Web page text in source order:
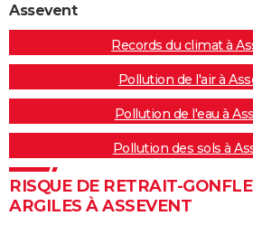
Assevent
Records du climat à
Pollution de l'air à
Pollution de l'eau à
Pollution des sols à
RISQUE DE RETRAIT-
ARGILES À ASSEVENT